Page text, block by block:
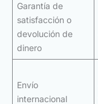
Garantía de
satisfacción o
devolución de
dinero
Envío
internacional